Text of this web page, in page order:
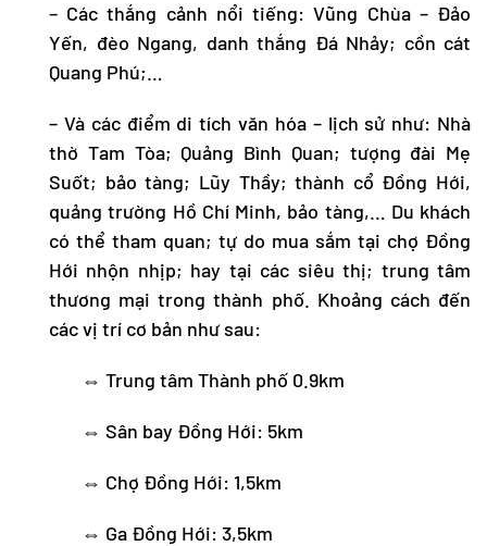
– Các thắng cảnh nổi tiếng:Vũng Chùa – Đảo
Yến, đèo Ngang, danh thắng Đá Nhảy; cồn cát
Quang Phú;…
– Và các điểm di tích văn hóa – lịch sử như: Nhà
thờ Tam Tòa; Quảng Bình Quan; tượng đài Mẹ
Suốt; bảo tàng; Lũy Thầy; thành cổ Đồng Hới,
quảng trường Hồ Chí Minh, bảo tàng,… Du khách
có thể tham quan; tự do mua sắm tại chợ Đồng
Hới nhộn nhịp; hay tại các siêu thị; trung tâm
thương mại trong thành phố. Khoảng cách đến
các vị trí cơ bản như sau:
⇔ Trung tâm Thành phố 0.9km
⇔ Sân bay Đồng Hới: 5km
⇔ Chợ Đồng Hới: 1,5km
⇔ Ga Đồng Hới: 3,5km